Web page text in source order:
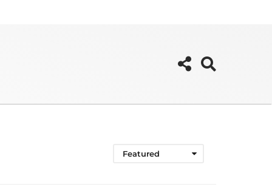
Featured